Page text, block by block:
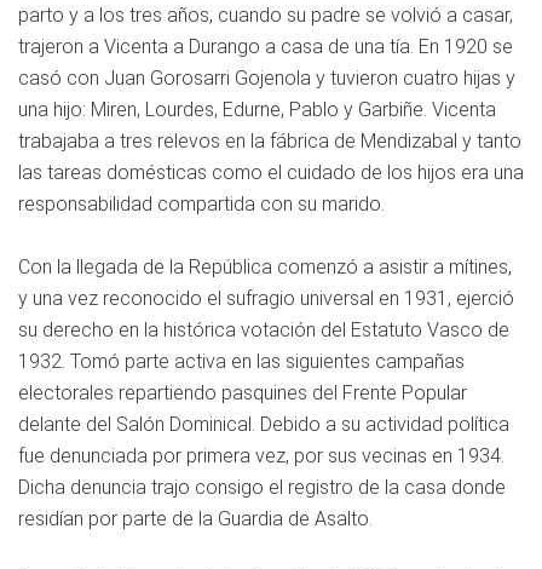
parto y a los tres años, cuando su padre se volvió a casar,
trajeron a Vicenta a Durango a casa de una tía. En 1920 se
casó con Juan Gorosarri Gojenola y tuvieron cuatro hijas y
una hijo: Miren, Lourdes, Edurne, Pablo y Garbiñe. Vicenta
trabajaba a tres relevos en la fábrica de Mendizabal y tanto
las tareas domésticas como el cuidado de los hijos era una
responsabilidad compartida con su marido.
Con la llegada de la República comenzó a asistir a mítines,
y una vez reconocido el sufragio universal en 1931, ejerció
su derecho en la histórica votación del Estatuto Vasco de
1932. Tomó parte activa en las siguientes campañas
electorales repartiendo pasquines del Frente Popular
delante del Salón Dominical. Debido a su actividad política
fue denunciada por primera vez, por sus vecinas en 1934.
Dicha denuncia trajo consigo el registro de la casa donde
residían por parte de la Guardia de Asalto.